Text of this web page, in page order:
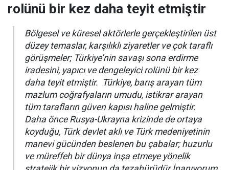
rolünü bir kez daha teyit etmiştir
Bölgesel ve küresel aktörlerle gerçekleştirilen üst
düzey temaslar, karşılıklı ziyaretler ve çok taraflı
görüşmeler; Türkiye’nin savaşı sona erdirme
iradesini, yapıcı ve dengeleyici rolünü bir kez
daha teyit etmiştir. Türkiye, barış arayan tüm
mazlum coğrafyaların umudu, istikrar arayan
tüm tarafların güven kapısı haline gelmiştir.
Daha önce Rusya-Ukrayna krizinde de ortaya
koyduğu, Türk devlet aklı ve Türk medeniyetinin
manevi gücünden beslenen bu çabalar; huzurlu
ve müreffeh bir dünya inşa etmeye yönelik